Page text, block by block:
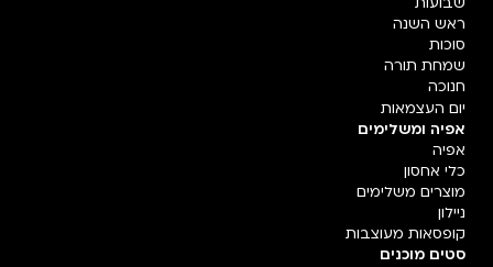
ראש השנה
סוכות
שמחת תורה
חנוכה
יום העצמאות
אפיה ומשלימים
אפיה
כלי אחסון
מוצרים משלימים
ניילון
קופסאות מעוצבות
סטים מוכנים